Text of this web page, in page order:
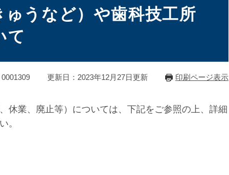
うなど）や歯科技工所
て
更新日：2023年12月27日更新 印刷ページ表示
休業、廃止等）については、下記をご参照の上、詳細
。